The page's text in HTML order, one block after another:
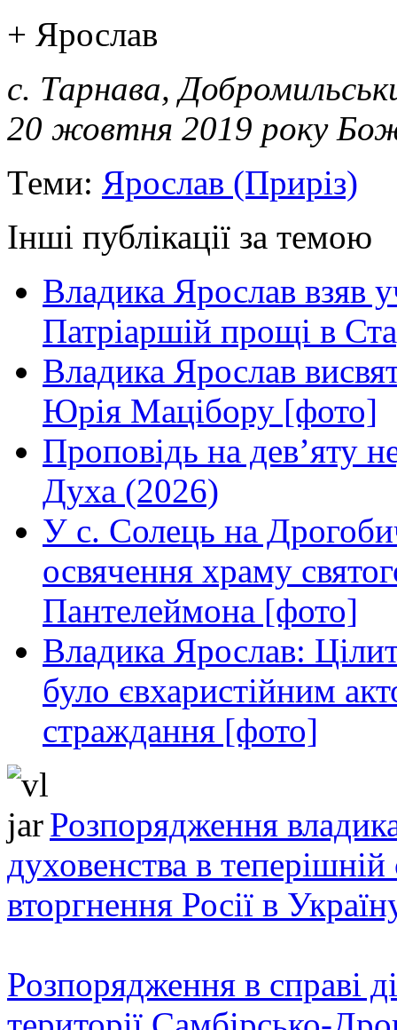
+ Ярослав
с. Тарнава,
20 жовтня 2019 року
Теми: Ярослав (Приріз)
Інші публікації за темою
Владика Ярослав взяв
Патріаршій прощі в
Владика Ярослав
Юрія Мацібору [фото]
Проповідь на дев’яту
Духа (2026)
У с. Солець на
освячення храму
Пантелеймона [фото]
Владика Ярослав:
було євхаристійним
страждання [фото]
Розпорядження
духовенства в теперішній
вторгнення Росії в
Розпорядження в справі